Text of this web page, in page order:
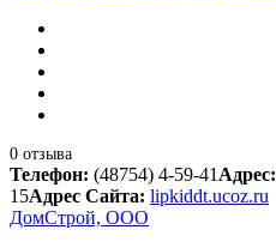
0 отзыва
Телефон: (48754) 4-59-41Адрес:
15Адрес Сайта: lipkiddt.ucoz.ru
ДомСтрой, ООО